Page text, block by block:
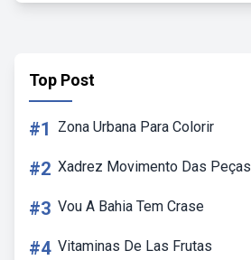
Top Post
#1 Zona Urbana Para Colorir
#2 Xadrez Movimento Das Peças
#3 Vou A Bahia Tem Crase
#4 Vitaminas De Las Frutas